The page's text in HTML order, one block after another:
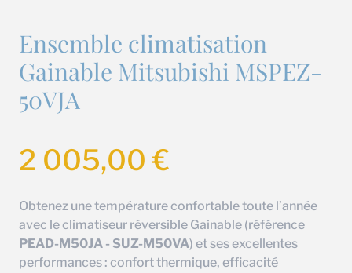
Ensemble climatisation
Gainable Mitsubishi MSPEZ-
50VJA
2 005,00€
Obtenez une température confortable toute l’année
avec le climatiseur réversible Gainable (référence
PEAD-M50JA - SUZ-M50VA) et ses excellentes
performances : confort thermique, efficacité